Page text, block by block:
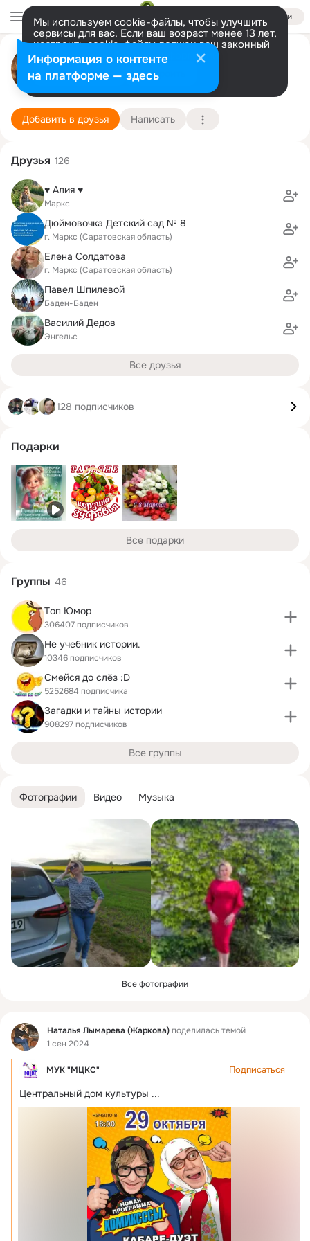
Войти
Мы используем cookie-файлы, чтобы улучшить
сервисы для вас. Если ваш возраст менее 13 лет,
настроить cookie-файлы должен ваш законный
представитель. Больше информации
Разрешить все Настроить
Наталья Лымарева (Жаркова)
Кирн 20 октября (48 лет)
Подробнее
Добавить в друзья Написать
Фотографии Видео Музыка
Все фотографии
Фид Наталья Лымарева (Жаркова)поделилась темой
1 сен 2024
МУК "МЦКС" Подписаться
Центральный дом культуры ...
Друзья 126
♥ Алия ♥
Маркс
Дюймовочка Детский сад № 8
г. Маркс (Саратовская область)
Елена Солдатова
г. Маркс (Саратовская область)
Павел Шпилевой
Баден-Баден
Василий Дедов
Энгельс
Все друзья
128 подписчиков
Подарки
Все подарки
Группы 46
Tоп Юмор
306407 подписчиков
Не учебник истории.
10346 подписчиков
Смейся до слёз :D
5252684 подписчика
Загадки и тайны истории
908297 подписчиков
Все группы
Информация о контенте
на платформе — здесь